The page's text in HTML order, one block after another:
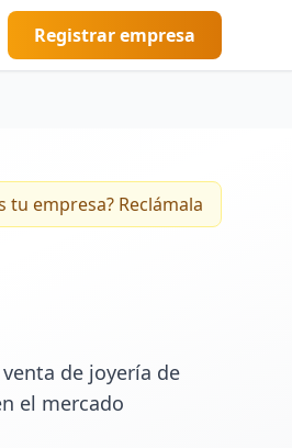
Registrar empresa
tu empresa? Reclámala
de joyería de
el mercado